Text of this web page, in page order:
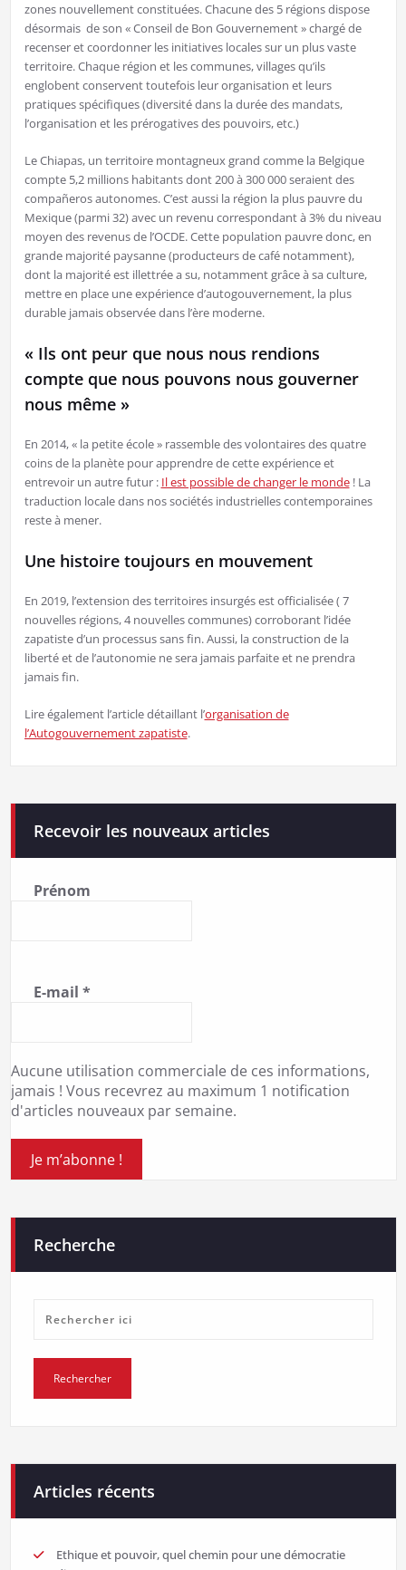
zones nouvellement constituées. Chacune des 5 régions dispose
désormais de son « Conseil de Bon Gouvernement » chargé de
recenser et coordonner les initiatives locales sur un plus vaste
territoire. Chaque région et les communes, villages qu’ils
englobent conservent toutefois leur organisation et leurs
pratiques spécifiques (diversité dans la durée des mandats,
l’organisation et les prérogatives des pouvoirs, etc.)
Le Chiapas, un territoire montagneux grand comme la Belgique
compte 5,2 millions habitants dont 200 à 300 000 seraient des
compañeros autonomes. C’est aussi la région la plus pauvre du
Mexique (parmi 32) avec un revenu correspondant à 3% du niveau
moyen des revenus de l’OCDE. Cette population pauvre donc, en
grande majorité paysanne (producteurs de café notamment),
dont la majorité est illettrée a su, notamment grâce à sa culture,
mettre en place une expérience d’autogouvernement, la plus
durable jamais observée dans l’ère moderne.
« Ils ont peur que nous nous rendions
compte que nous pouvons nous gouverner
nous même »
En 2014, « la petite école » rassemble des volontaires des quatre
coins de la planète pour apprendre de cette expérience et
entrevoir un autre futur : Il est possible de changer le monde! La
traduction locale dans nos sociétés industrielles contemporaines
reste à mener.
Une histoire toujours en mouvement
En 2019, l’extension des territoires insurgés est officialisée ( 7
nouvelles régions, 4 nouvelles communes) corroborant l’idée
zapatiste d’un processus sans fin. Aussi, la construction de la
liberté et de l’autonomie ne sera jamais parfaite et ne prendra
jamais fin.
Lire également l’article détaillant l’organisation de
l’Autogouvernement zapatiste.
Recevoir les nouveaux articles
Prénom
E-mail *
Aucune utilisation commerciale de ces informations,
jamais ! Vous recevrez au maximum 1 notification
d'articles nouveaux par semaine.
Recherche
Articles récents
Ethique et pouvoir, quel chemin pour une démocratie